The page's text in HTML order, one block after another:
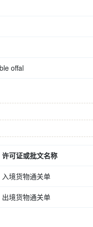
offal
许可证或批文名称
入境货物通关单
出境货物通关单